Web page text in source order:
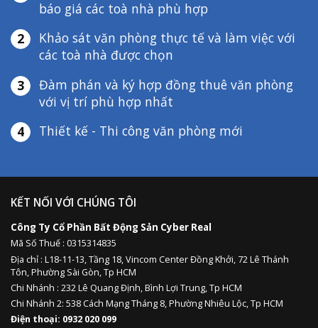
báo giá các toà nhà phù hợp
2
Khảo sát văn phòng thực tế và làm việc với
các toà nhà được chọn
3
Đàm phán và ký hợp đồng thuê văn phòng
với vị trí phù hợp nhất
4
Thiết kế - Thi công văn phòng mới
KẾT NỐI VỚI CHÚNG TÔI
Công Ty Cổ Phần Bất Động Sản Cyber Real
Mã Số Thuế : 0315314835
Địa chỉ : L18-11-13,Tầng 18, Vincom Center Đồng Khởi, 72 Lê Thánh
Tôn, Phường Sài Gòn, Tp HCM
Chi Nhánh : 232 Lê Quang Định,Bình Lợi Trung,Tp HCM
Chi Nhánh 2: 538 Cách Mạng Tháng 8, Phường Nhiêu Lộc, Tp HCM
Điện thoại: 0932 020 099